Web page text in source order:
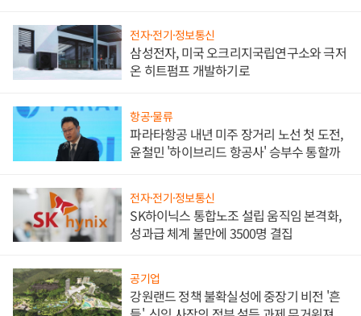
전자·전기·정보통신
삼성전자, 미국 오크리지국립연구소와 극저
온 히트펌프 개발하기로
항공·물류
파라타항공 내년 미주 장거리 노선 첫 도전,
윤철민 '하이브리드 항공사' 승부수 통할까
전자·전기·정보통신
SK하이닉스 통합노조 설립 움직임 본격화,
성과급 체계 불만에 3500명 결집
공기업
강원랜드 정책 불확실성에 중장기 비전 '흔